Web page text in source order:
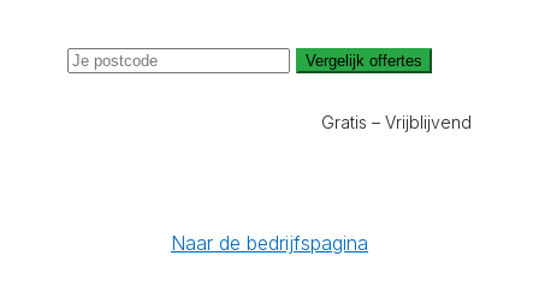
Vergelijk offertes
Gratis – Vrijblijvend
Naar de bedrijfspagina